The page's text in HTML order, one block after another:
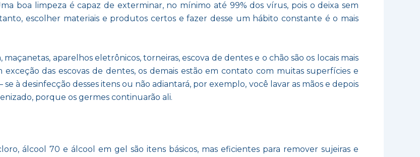
boa limpeza é capaz de exterminar, no mínimo até 99% dos vírus, pois o deixa sem
escolher materiais e produtos certos e fazer desse um hábito constante é o mais
aparelhos eletrônicos, torneiras, escova de dentes e o chão são os locais mais
das escovas de dentes, os demais estão em contato com muitas superfícies e
se à desinfecção desses itens ou não adiantará, por exemplo, você lavar as mãos e depois
porque os germes continuarão ali.
álcool 70 e álcool em gel são itens básicos, mas eficientes para remover sujeiras e